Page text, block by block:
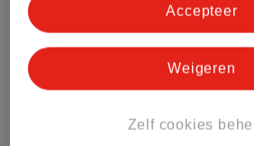
Meer informatie
Bestel & Bezorginformatie
Zelf cookies
Weigeren
Accepteer